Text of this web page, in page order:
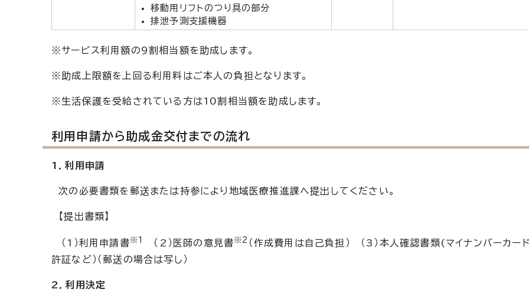
移動用リフトのつり具の部分
排泄予測支援機器
※サービス利用額の9割相当額を助成します。
※助成上限額を上回る利用料はご本人の負担となります。
※生活保護を受給されている方は10割相当額を助成します。
利用申請から助成金交付までの流れ
1．利用申請
次の必要書類を郵送または持参により地域医療推進課へ提出してください。
【提出書類】
（1）利用申請書※1 （2）医師の意見書※2 （作成費用は自己負担） （3）本人確認書類(マイナンバーカー
許証など）（郵送の場合は写し）
2．利用決定